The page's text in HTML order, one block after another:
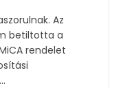
Az
betiltotta a
rendelet
Az...